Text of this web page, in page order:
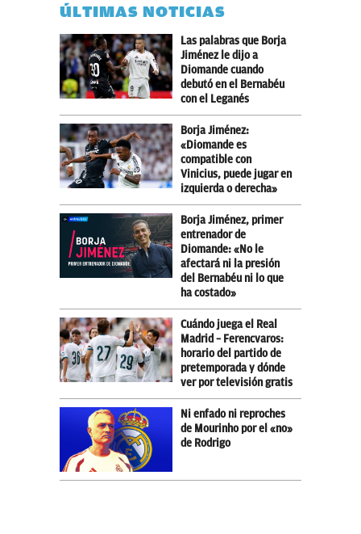
ÚLTIMAS NOTICIAS
Las palabras que Borja
Jiménez le dijo a
Diomande cuando
debutó en el Bernabéu
con el Leganés
Borja Jiménez:
«Diomande es
compatible con
Vinicius, puede jugar en
izquierda o derecha»
Borja Jiménez, primer
entrenador de
Diomande: «No le
afectará ni la presión
del Bernabéu ni lo que
ha costado»
Cuándo juega el Real
Madrid – Ferencvaros:
horario del partido de
pretemporada y dónde
ver por televisión gratis
Ni enfado ni reproches
de Mourinho por el «no»
de Rodrigo